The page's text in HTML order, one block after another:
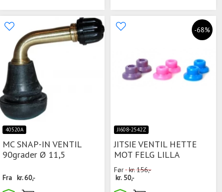
40520A
MC SNAP-IN VENTIL
90grader Ø 11,5
Fra kr.60,-
-68%
JI608-2542Z
JITSIE VENTIL HETTE
MOT FELG LILLA
Før kr.156,-
kr. 50,-